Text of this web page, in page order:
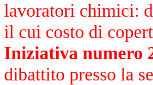
lavoratori chimici:
il cui costo di
Iniziativa numero
dibattito presso la